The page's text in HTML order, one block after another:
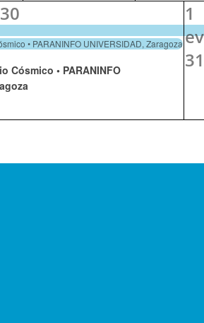
30
• PARANINFO UNIVERSIDAD, Zaragoza
Cósmico • PARANINFO
1
31